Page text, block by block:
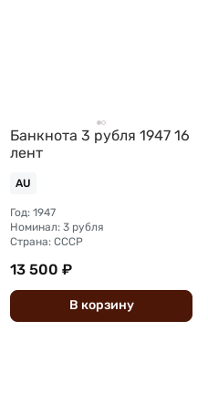
Банкнота 3 рубля 1947 16
лент
AU
Год: 1947
Номинал: 3 рубля
Страна: СССР
13 500 ₽
В корзину